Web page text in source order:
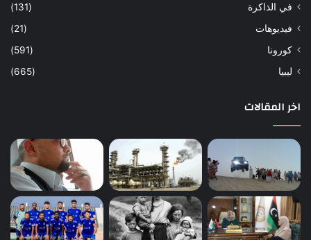
في الذاكرة
(131)
فيديوهات
(21)
كورونا
(591)
ليبيا
(665)
اخر المقالات